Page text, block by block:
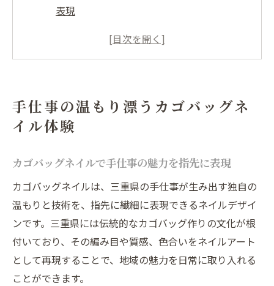
表現
温もりを感じるネイルとカゴバッグの相性
夫
カゴバッグネイルで大人時間を豊かに演出
三重県の涼しさをネイルデザインに取り入
れる方法
カゴバッグネイルで夏の爽やかさを楽しむ
秘訣
涼やかなネイルが叶える大人のおしゃれ
三重県発ネイルで夏の日常を新鮮に彩る
手仕事の温もり漂うカゴバッグネ
イル体験
カゴバッグネイルで手仕事の魅力を指先に表現
カゴバッグネイルは、三重県の手仕事が生み出す独自の
温もりと技術を、指先に繊細に表現できるネイルデザイ
ンです。三重県には伝統的なカゴバッグ作りの文化が根
付いており、その編み目や質感、色合いをネイルアート
として再現することで、地域の魅力を日常に取り入れる
ことができます。